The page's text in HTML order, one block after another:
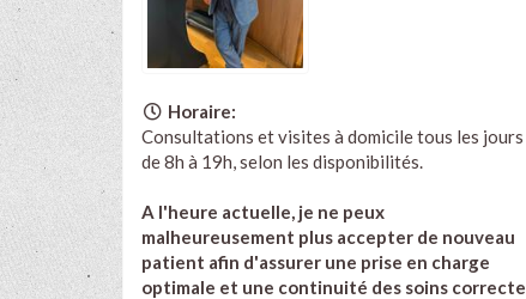
Horaire:
Consultations et visites à domicile tous les jours
de 8h à 19h, selon les disponibilités.
A l'heure actuelle, je ne peux
malheureusement plus accepter de nouveau
patient afin d'assurer une prise en charge
optimale et une continuité des soins correcte.